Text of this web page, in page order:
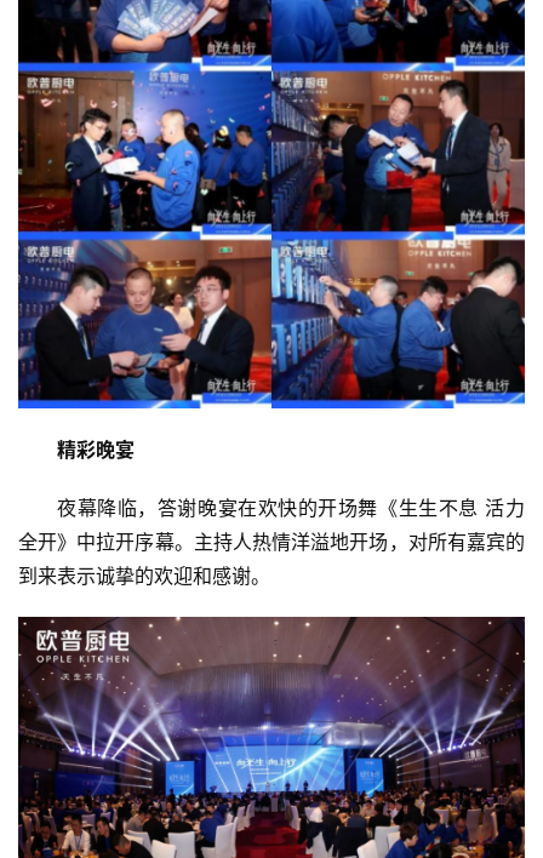
精彩晚宴
夜幕降临，答谢晚宴在欢快的开场舞《生生不息 活力
全开》中拉开序幕。主持人热情洋溢地开场，对所有嘉宾的
到来表示诚挚的欢迎和感谢。